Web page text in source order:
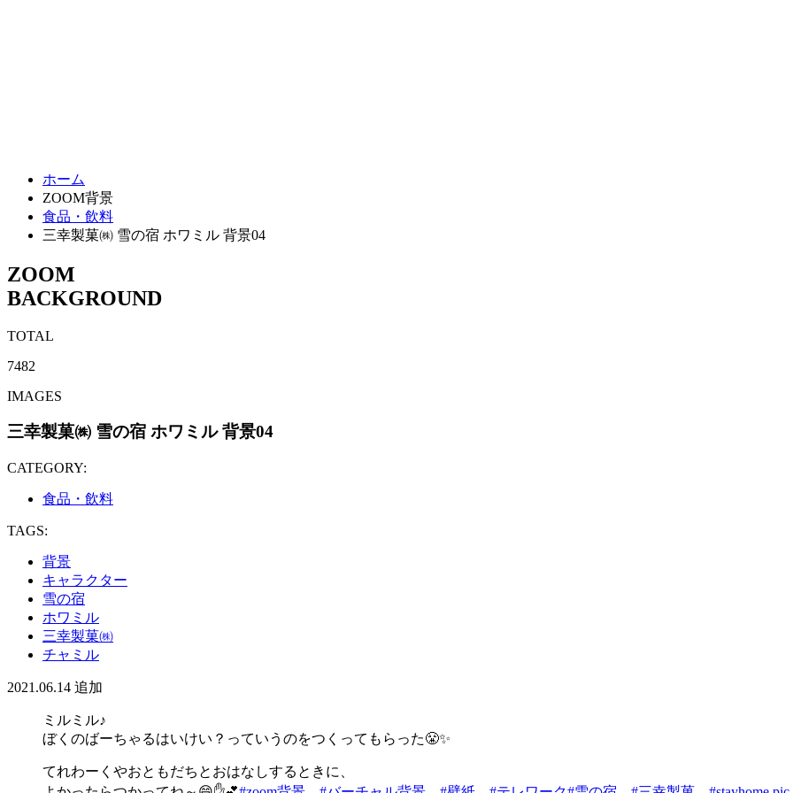
ホーム
ZOOM背景
食品・飲料
三幸製菓㈱ 雪の宿 ホワミル 背景04
ZOOM
BACKGROUND
TOTAL
7482
IMAGES
三幸製菓㈱ 雪の宿 ホワミル 背景04
CATEGORY:
食品・飲料
TAGS:
背景
キャラクター
雪の宿
ホワミル
三幸製菓㈱
チャミル
2021.06.14 追加
ミルミル♪
ぼくのばーちゃるはいけい？っていうのをつくってもらった😤✨
てれわーくやおともだちとおはなしするときに、